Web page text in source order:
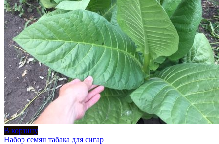
В корзину
Набор семян табака для сигар